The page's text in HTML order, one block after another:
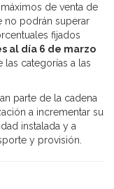
de venta de
no podrán superar
fijados
al día 6 de marzo
las categorías a las
parte de la cadena
a incrementar su
instalada y a
y provisión.